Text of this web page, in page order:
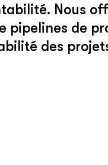
Nous
de
des